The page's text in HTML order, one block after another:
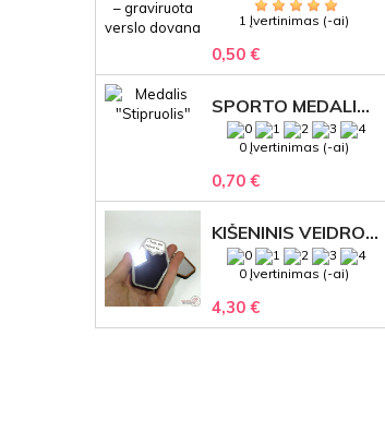
1 Įvertinimas (-ai)
0,50 €
SPORTO MEDALIS "STIPRUOLIS" SU GRAVIRUOTU TEKSTU
0 Įvertinimas (-ai)
0,70 €
KIŠENINIS VEIDRODĖLIS
0 Įvertinimas (-ai)
4,30 €